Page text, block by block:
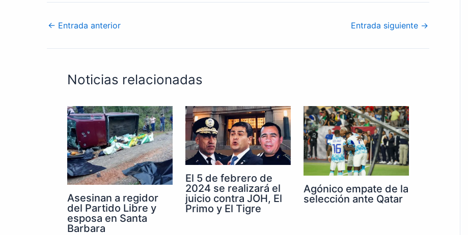
← Entrada anterior Entrada siguiente →
Noticias relacionadas
Asesinan a regidor
del Partido Libre y
esposa en Santa
Barbara
El 5 de febrero de
2024 se realizará el
juicio contra JOH, El
Primo y El Tigre
Agónico empate de la
selección ante Qatar